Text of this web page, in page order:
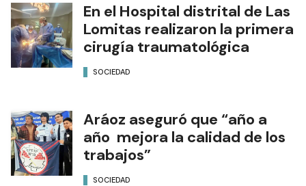
En el Hospital distrital de Las
Lomitas realizaron la primera
cirugía traumatológica
SOCIEDAD
Aráoz aseguró que “año a
año mejora la calidad de los
trabajos”
SOCIEDAD